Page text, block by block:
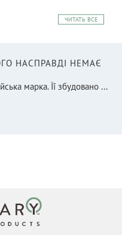
ЧИТАТЬ ВСЕ
НАСПРАВДІ НЕМАЄ
марка. Її збудовано ...